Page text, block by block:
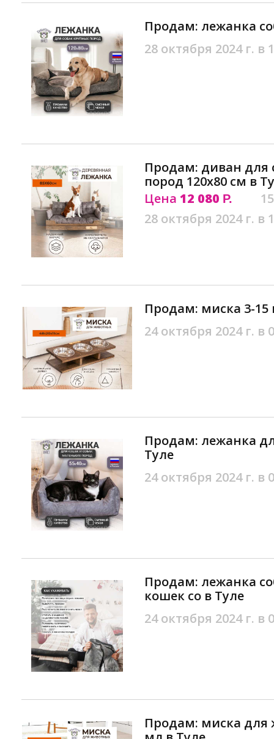
Продам: лежанка
28 октября 2024 г. в
Продам: диван для
пород 120х80 см в
Цена 12 080 Р.
28 октября 2024 г. в
Продам: миска 3-15
24 октября 2024 г. в
Продам: лежанка
Туле
24 октября 2024 г. в
Продам: лежанка
кошек со в Туле
24 октября 2024 г. в
Продам: миска для